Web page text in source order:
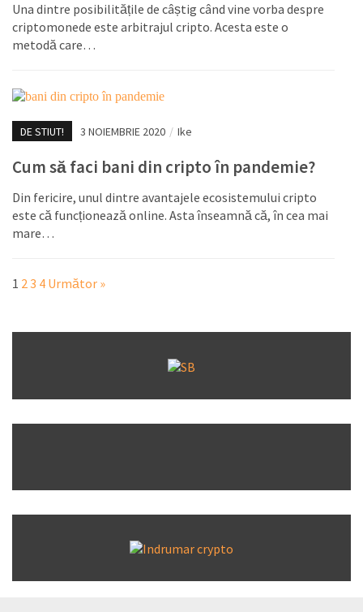
Una dintre posibilitățile de câștig când vine vorba despre
criptomonede este arbitrajul cripto. Acesta este o
metodă care…
DE STIUT! 3 NOIEMBRIE 2020 / Ike
Cum să faci bani din cripto în pandemie?
Din fericire, unul dintre avantajele ecosistemului cripto
este că funcționează online. Asta înseamnă că, în cea mai
mare…
1 23 4 Următor »